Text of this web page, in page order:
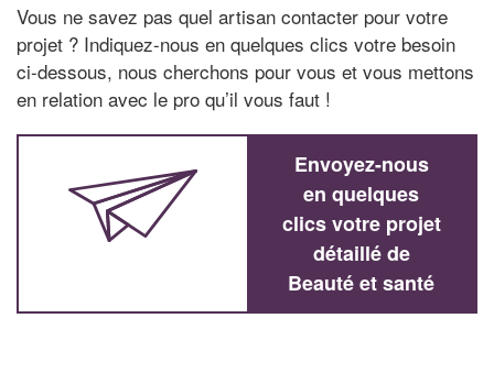
Vous ne savez pas quel artisan contacter pour votre
projet ? Indiquez-nous en quelques clics votre besoin
ci-dessous, nous cherchons pour vous et vous mettons
en relation avec le pro qu’il vous faut !
Envoyez-nous
en quelques
clics votre projet
détaillé de
Beauté et santé